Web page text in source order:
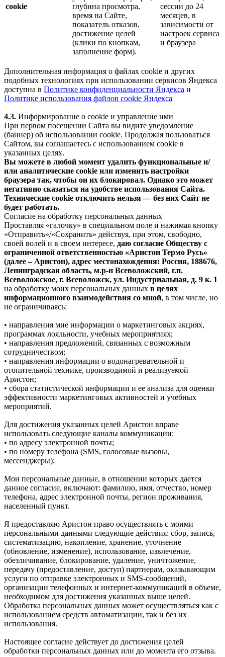
cookie
глубина просмотра,
время на Сайте,
показатель отказов,
достижение целей
(клики по кнопкам,
заполнение форм).
сессии до 24
месяцев, в
зависимости от
настроек сервиса
и браузера
Дополнительная информация о файлах cookie и других
подобных технологиях при использовании сервисов Яндекса
доступна в Политике конфиденциальности Яндекса и
Политике использования файлов cookie Яндекса
4.3. Информирование о cookie и управление ими
При первом посещении Сайта вы видите уведомление
(баннер) об использовании cookie. Продолжая пользоваться
Сайтом, вы соглашаетесь с использованием cookie в
указанных целях.
Вы можете в любой момент удалить функциональные и/
или аналитические cookie или изменить настройки
браузера так, чтобы он их блокировал. Однако это может
негативно сказаться на удобстве использования Сайта.
Технические cookie отключить нельзя — без них Сайт не
будет работать.
Согласие на обработку персональных данных
Проставляя «галочку» в специальном поле и нажимая кнопку
«Отправить»/«Сохранить» действуя, при этом, свободно,
своей волей и в своем интересе, даю согласие Обществу с
ограниченной ответственностью «Аристон Термо Русь»
(далее – Аристон), адрес местонахождения: Россия, 188676,
Ленинградская область, м.р-н Всеволожский, г.п.
Всеволожское, г. Всеволожск, ул. Индустриальная, д. 9 к. 1
на обработку моих персональных данных в целях
информационного взаимодействия со мной, в том числе, но
не ограничиваясь:
• направления мне информации о маркетинговых акциях,
программах лояльности, учебных мероприятиях;
• направления предложений, связанных с возможным
сотрудничеством;
• направления информации о водонагревательной и
отопительной технике, производимой и реализуемой
Аристон;
• сбора статистической информации и ее анализа для оценки
эффективности маркетинговых активностей и учебных
мероприятий.
Для достижения указанных целей Аристон вправе
использовать следующие каналы коммуникации:
• по адресу электронной почты;
• по номеру телефона (SMS, голосовые вызовы,
мессенджеры);
Мои персональные данные, в отношении которых дается
данное согласие, включают: фамилию, имя, отчество, номер
телефона, адрес электронной почты, регион проживания,
населенный пункт.
Я предоставляю Аристон право осуществлять с моими
персональными данными следующие действия: сбор, запись,
систематизацию, накопление, хранение, уточнение
(обновление, изменение), использование, извлечение,
обезличивание, блокирование, удаление, уничтожение,
передачу (предоставление, доступ) партнерам, оказывающим
услуги по отправке электронных и SMS‑сообщений,
организации телефонных и интернет‑коммуникаций в объеме,
необходимом для достижения указанных выше целей.
Обработка персональных данных может осуществляться как с
использованием средств автоматизации, так и без их
использования.
Настоящее согласие действует до достижения целей
обработки персональных данных или до момента его отзыва.